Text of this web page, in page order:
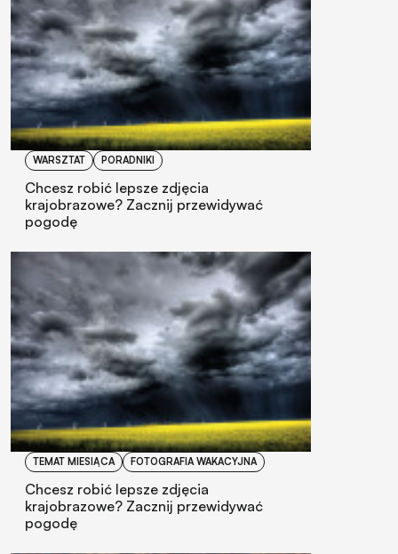
WARSZTAT PORADNIKI
Chcesz robić lepsze zdjęcia
krajobrazowe? Zacznij przewidywać
pogodę
TEMAT MIESIĄCA FOTOGRAFIA WAKACYJNA
Chcesz robić lepsze zdjęcia
krajobrazowe? Zacznij przewidywać
pogodę